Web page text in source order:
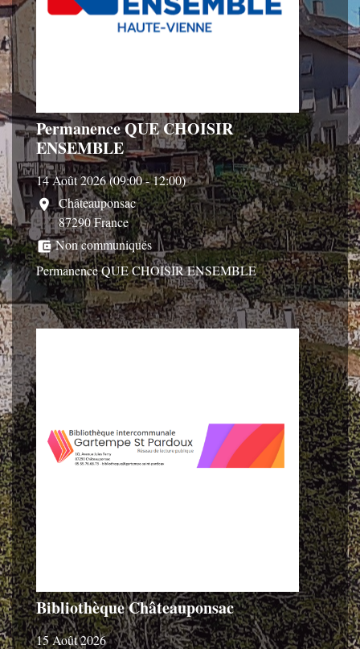
Permanence QUE CHOISIR
ENSEMBLE
14 Août 2026 (09:00 - 12:00)
location_on Châteauponsac
87290 France
account_balance_wallet Non communiqués
Permanence QUE CHOISIR ENSEMBLE
Bibliothèque Châteauponsac
15 Août 2026